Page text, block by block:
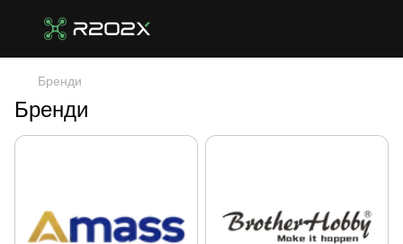
Бренди
Бренди